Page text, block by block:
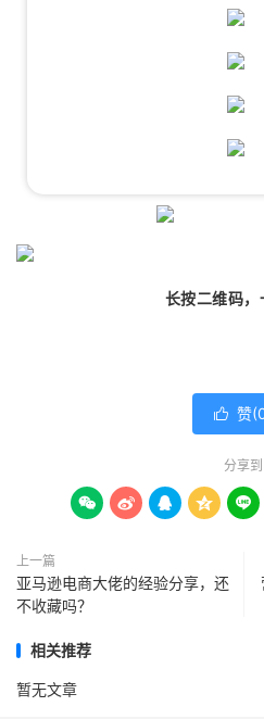
长按二维码，
 赞(
分享到
    
上一篇
亚马逊电商大佬的经验分享，还
不收藏吗？
相关推荐
暂无文章